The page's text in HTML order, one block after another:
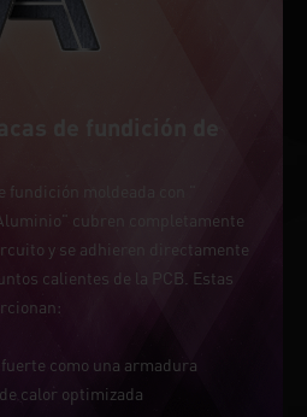
de fundición de
fundición moldeada con "
cubren completamente
y se adhieren directamente
calientes de la PCB. Estas
como una armadura
calor optimizada